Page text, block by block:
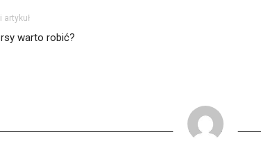
artykuł
warto robić?